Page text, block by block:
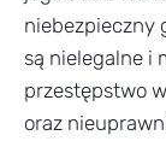
niebezpieczny
są nielegalne i
przestępstwo
oraz